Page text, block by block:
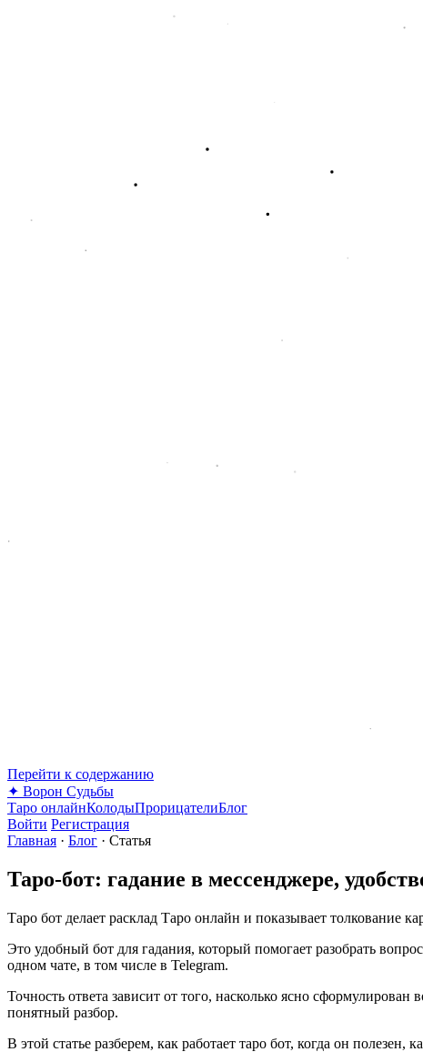
Перейти к содержанию
✦ Ворон Судьбы
Таро онлайнКолодыПрорицателиБлог
Войти Регистрация
Главная · Блог · Статья
Таро-бот: гадание в мессенджере,
Таро бот делает расклад Таро онлайн и показывает толкование
Это удобный бот для гадания, который помогает разобрать
одном чате, в том числе в Telegram.
Точность ответа зависит от того, насколько ясно
понятный разбор.
В этой статье разберем, как работает таро бот, когда он